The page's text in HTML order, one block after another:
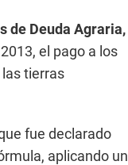
de Deuda Agraria,
el pago a los
tierras
fue declarado
aplicando un